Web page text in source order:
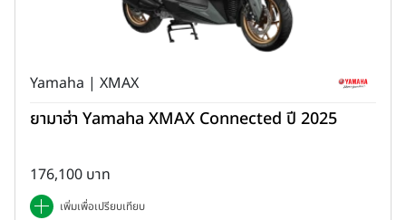
Yamaha | XMAX
ยามาฮ่า Yamaha XMAX Connected ปี 2025
176,100 บาท
เพิ่มเพื่อเปรียบเทียบ